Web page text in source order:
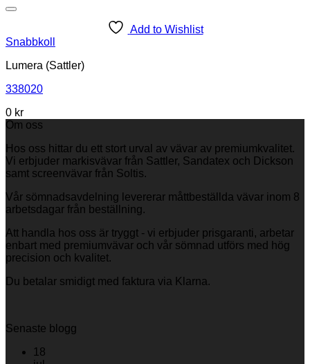
Add to Wishlist
Snabbkoll
Lumera (Sattler)
338020
0 kr
Om oss
Hos oss hittar du ett stort urval av vävar av premiumkvalitet.
Vi erbjuder markisvävar från Sattler, Sandatex och Dickson
samt screenvävar från Soltis.
Vår sömnadsavdelning levererar måttbeställda vävar inom 8
arbetsdagar från beställning.
Att handla hos oss är tryggt - vi erbjuder prisgaranti, arbetar
enbart med premiumvävar och vår sömnad utförs med hög
precision och kvalitet.
Du betalar smidigt med faktura via Klarna.
Senaste blogg
18